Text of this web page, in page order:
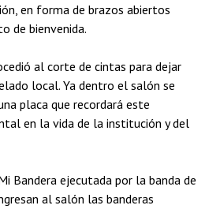
en forma de brazos abiertos
de bienvenida.
al corte de cintas para dejar
local. Ya dentro el salón se
placa que recordará este
en la vida de la institución y del
Bandera ejecutada por la banda de
al salón las banderas